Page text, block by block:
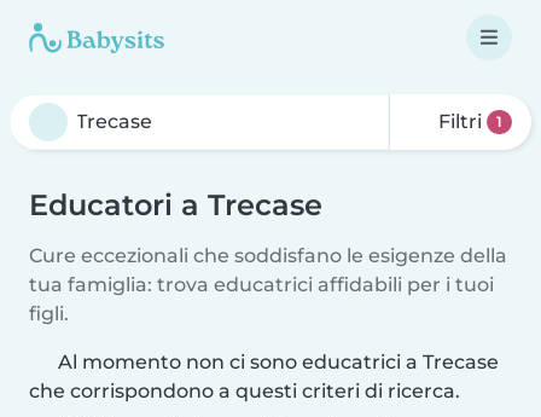
Filtri 1
Educatori a Trecase
Cure eccezionali che soddisfano le esigenze della
tua famiglia: trova educatrici affidabili per i tuoi
figli.
Al momento non ci sono educatrici a Trecase
che corrispondono a questi criteri di ricerca.